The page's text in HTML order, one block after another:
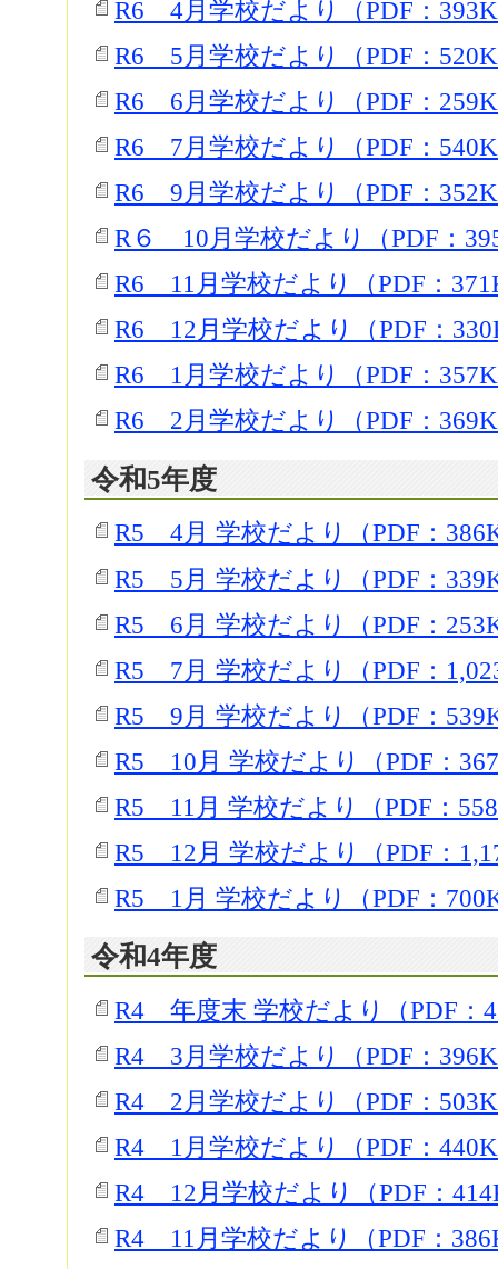
R6 4月学校だより（PDF：
R6 5月学校だより（PDF：
R6 6月学校だより（PDF：
R6 7月学校だより（PDF：
R6 9月学校だより（PDF：
R６ 10月学校だより（PDF：
R6 11月学校だより（PDF：
R6 12月学校だより（PDF：
R6 1月学校だより（PDF：
R6 2月学校だより（PDF：
令和5年度
R5 4月 学校だより（PDF：
R5 5月 学校だより（PDF：
R5 6月 学校だより（PDF：
R5 7月 学校だより（PDF：
R5 9月 学校だより（PDF：
R5 10月 学校だより（PDF：
R5 11月 学校だより（PDF：
R5 12月 学校だより（PDF：
R5 1月 学校だより（PDF：
令和4年度
R4 年度末 学校だより（PDF：
R4 3月学校だより（PDF：
R4 2月学校だより（PDF：
R4 1月学校だより（PDF：
R4 12月学校だより（PDF：
R4 11月学校だより（PDF：